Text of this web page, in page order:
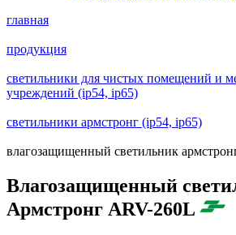
главная
продукция
светильники для чистых помещений и
учреждений (ip54, ip65)
светильники армстронг (ip54, ip65)
влагозащищенный светильник
Влагозащищенный
Армстронг ARV-260L